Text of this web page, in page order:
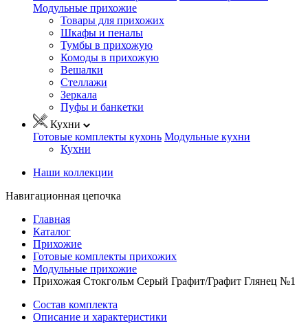
Модульные прихожие
Товары для прихожих
Шкафы и пеналы
Тумбы в прихожую
Комоды в прихожую
Вешалки
Стеллажи
Зеркала
Пуфы и банкетки
Кухни
Готовые комплекты кухонь Модульные кухни
Кухни
Наши коллекции
Навигационная цепочка
Главная
Каталог
Прихожие
Готовые комплекты прихожих
Модульные прихожие
Прихожая Стокгольм Серый Графит/Графит Глянец №1
Состав комплекта
Описание и характеристики